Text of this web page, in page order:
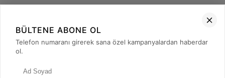
+90 (850) 473 08 08
BÜLTENE ABONE OL
Telefon numaranı girerek sana özel kampanyalardan haberdar
ol.